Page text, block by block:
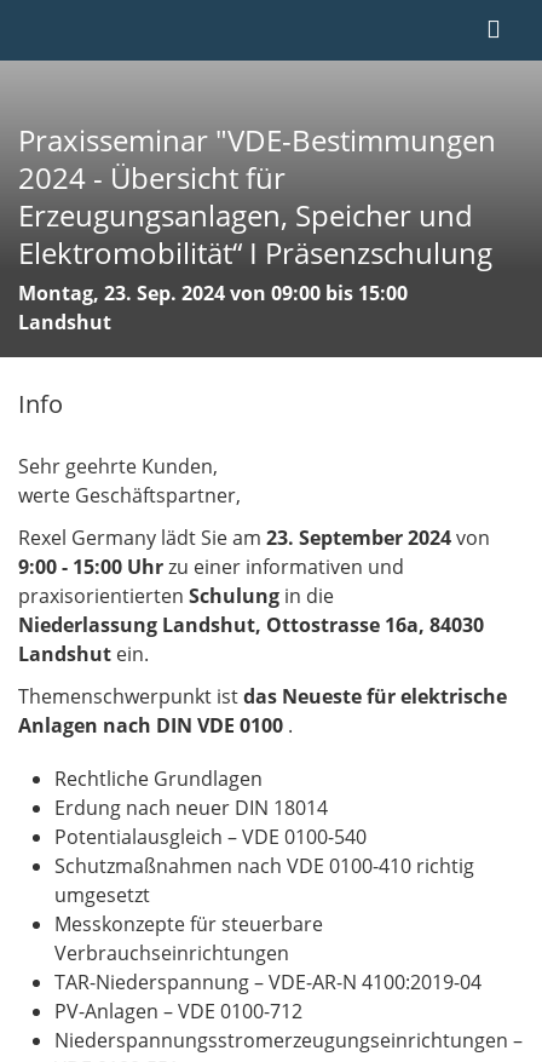
Praxisseminar "VDE-Bestimmungen
2024 - Übersicht für
Erzeugungsanlagen, Speicher und
Elektromobilität“ I Präsenzschulung
Montag, 23. Sep. 2024 von 09:00 bis 15:00
Landshut
Info
Sehr geehrte Kunden,
werte Geschäftspartner,
Rexel Germany lädt Sie am 23. September 2024von
9:00 - 15:00 Uhrzu einer informativen und
praxisorientierten Schulung in die
Niederlassung Landshut, Ottostrasse 16a, 84030
Landshut ein.
Themenschwerpunkt istdas Neueste für elektrische
Anlagen nach DIN VDE 0100 .
Rechtliche Grundlagen
Erdung nach neuer DIN 18014
Potentialausgleich – VDE 0100-540
Schutzmaßnahmen nach VDE 0100-410 richtig
umgesetzt
Messkonzepte für steuerbare
Verbrauchseinrichtungen
TAR-Niederspannung – VDE-AR-N 4100:2019-04
PV-Anlagen – VDE 0100-712
Niederspannungsstromerzeugungseinrichtungen –